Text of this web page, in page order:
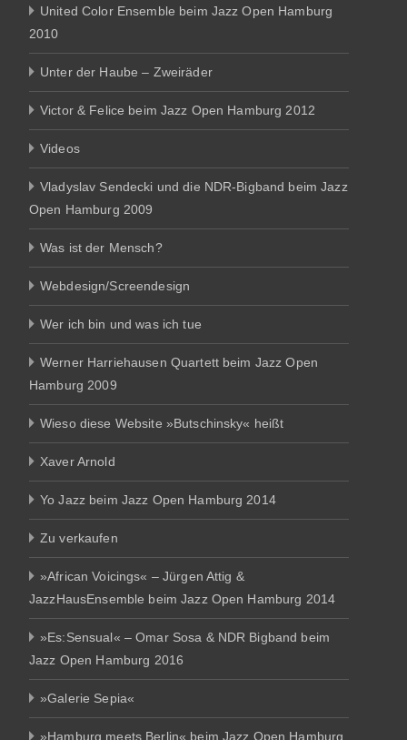
United Color Ensemble beim Jazz Open Hamburg
2010
Unter der Haube – Zweiräder
Victor & Felice beim Jazz Open Hamburg 2012
Videos
Vladyslav Sendecki und die NDR-Bigband beim Jazz
Open Hamburg 2009
Was ist der Mensch?
Webdesign/Screendesign
Wer ich bin und was ich tue
Werner Harriehausen Quartett beim Jazz Open
Hamburg 2009
Wieso diese Website »Butschinsky« heißt
Xaver Arnold
Yo Jazz beim Jazz Open Hamburg 2014
Zu verkaufen
»African Voicings« – Jürgen Attig &
JazzHausEnsemble beim Jazz Open Hamburg 2014
»Es:Sensual« – Omar Sosa & NDR Bigband beim
Jazz Open Hamburg 2016
»Galerie Sepia«
»Hamburg meets Berlin« beim Jazz Open Hamburg